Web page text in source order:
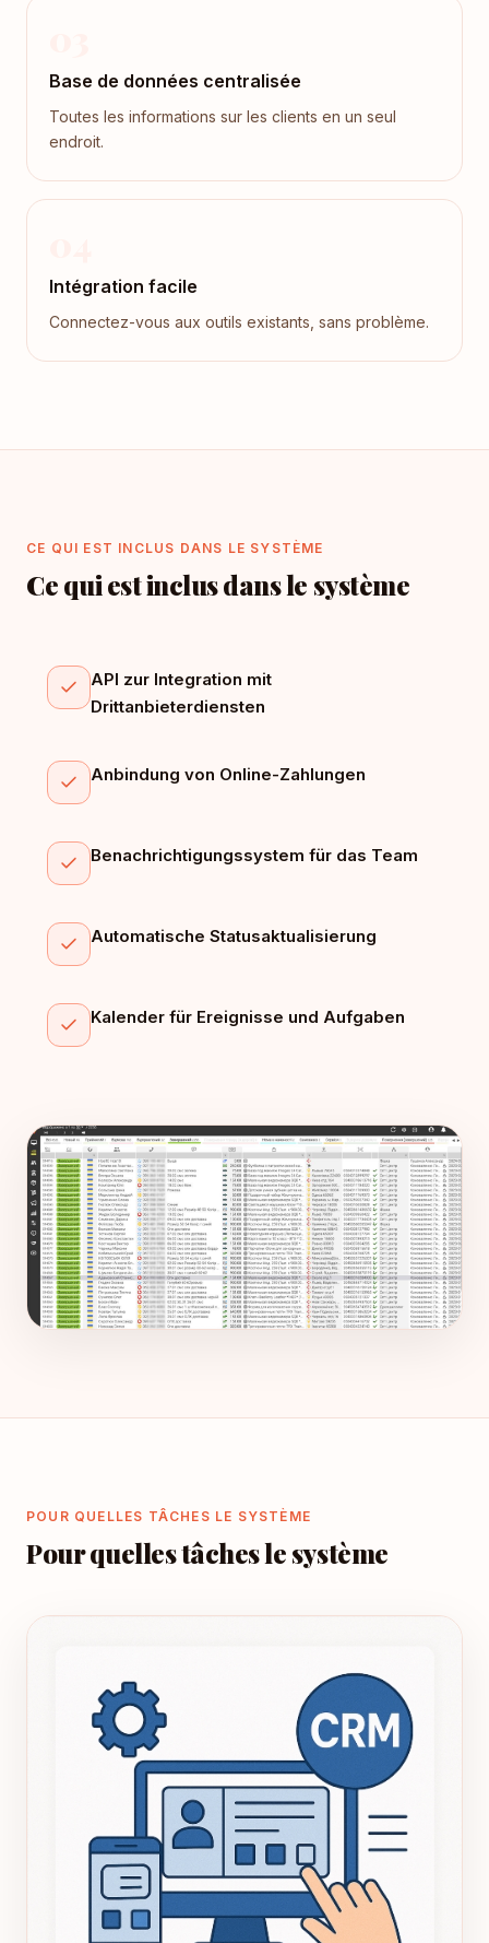
Base de données centralisée
Toutes les informations sur les clients en un seul
endroit.
Intégration facile
Connectez-vous aux outils existants, sans problème.
CE QUI EST INCLUS DANS LE SYSTÈME
Ce qui est inclus dans le système
API zur Integration mit
Drittanbieterdiensten
Anbindung von Online-Zahlungen
Benachrichtigungssystem für das Team
Automatische Statusaktualisierung
Kalender für Ereignisse und Aufgaben
POUR QUELLES TÂCHES LE SYSTÈME
Pour quelles tâches le système